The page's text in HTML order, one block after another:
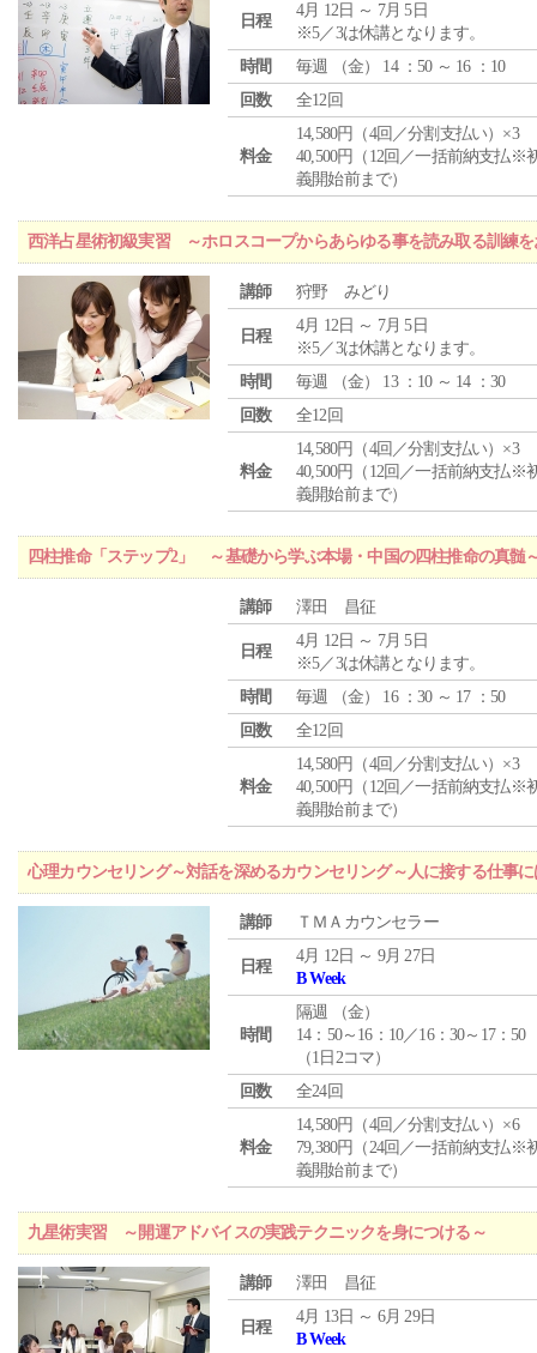
日程
4月 12日 ～ 7月 5日
※5／3は休講となります。
時間
毎週 （金） 14 ：50 ～ 16 ：10
回数
全12回
料金
14,580円（4回／分割支払い）×3
40,500円（12回／一括前納支払※
義開始前まで）
西洋占星術初級実習 ～ホロスコープからあらゆる事を読み取る訓練を
講師 狩野 みどり
日程
4月 12日 ～ 7月 5日
※5／3は休講となります。
時間
毎週 （金） 13 ：10 ～ 14 ：30
回数
全12回
料金
14,580円（4回／分割支払い）×3
40,500円（12回／一括前納支払※
義開始前まで）
四柱推命「ステップ2」 ～基礎から学ぶ本場・中国の四柱推命の真髄
講師 澤田 昌征
日程
4月 12日 ～ 7月 5日
※5／3は休講となります。
時間
毎週 （金） 16 ：30 ～ 17 ：50
回数
全12回
料金
14,580円（4回／分割支払い）×3
40,500円（12回／一括前納支払※
義開始前まで）
心理カウンセリング～対話を深めるカウンセリング～人に接する仕事
講師 ＴＭＡカウンセラー
日程
4月 12日 ～ 9月 27日
B Week
時間
隔週 （金）
14：50～16：10／16：30～17：50
（1日2コマ）
回数
全24回
料金
14,580円（4回／分割支払い）×6
79,380円（24回／一括前納支払※
義開始前まで）
九星術実習 ～開運アドバイスの実践テクニックを身につける～
講師 澤田 昌征
日程
4月 13日 ～ 6月 29日
B Week